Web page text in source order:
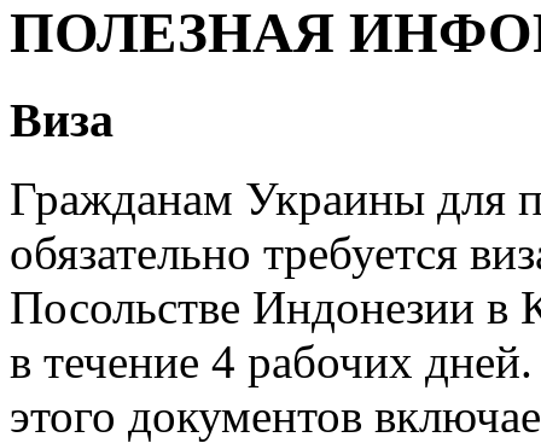
ПОЛЕЗНАЯ
Виза
Гражданам Украины для
обязательно требуется
Посольстве Индонезии в
в течение 4 рабочих
этого документов